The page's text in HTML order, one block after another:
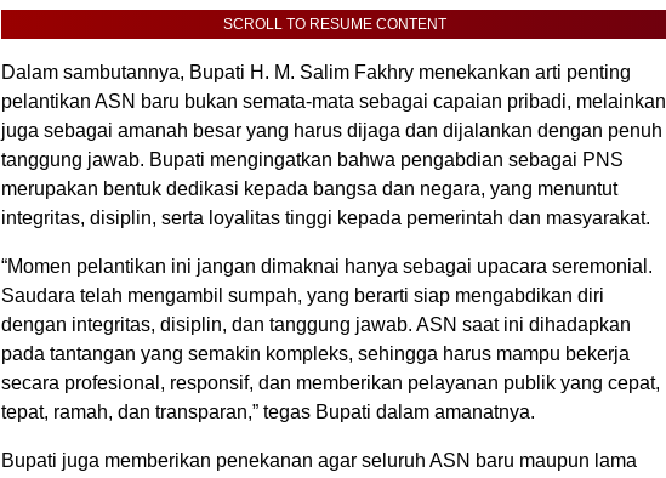
SCROLL TO RESUME CONTENT
Dalam sambutannya, Bupati H. M. Salim Fakhry menekankan arti penting
pelantikan ASN baru bukan semata-mata sebagai capaian pribadi, melainkan
juga sebagai amanah besar yang harus dijaga dan dijalankan dengan penuh
tanggung jawab. Bupati mengingatkan bahwa pengabdian sebagai PNS
merupakan bentuk dedikasi kepada bangsa dan negara, yang menuntut
integritas, disiplin, serta loyalitas tinggi kepada pemerintah dan masyarakat.
“Momen pelantikan ini jangan dimaknai hanya sebagai upacara seremonial.
Saudara telah mengambil sumpah, yang berarti siap mengabdikan diri
dengan integritas, disiplin, dan tanggung jawab. ASN saat ini dihadapkan
pada tantangan yang semakin kompleks, sehingga harus mampu bekerja
secara profesional, responsif, dan memberikan pelayanan publik yang cepat,
tepat, ramah, dan transparan,” tegas Bupati dalam amanatnya.
Bupati juga memberikan penekanan agar seluruh ASN baru maupun lama